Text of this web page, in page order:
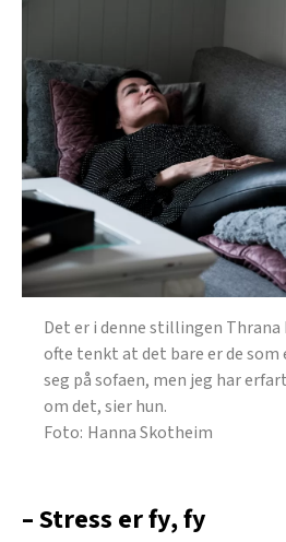
Det er i denne stillingen Thrana
ofte tenkt at det bare er de
seg på sofaen, men jeg har
om det, sier hun.
Hanna Skotheim
– Stress er fy, fy